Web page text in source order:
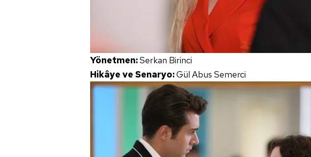
Yönetmen:Serkan Birinci
Hikâye ve Senaryo:Gül Abus Semerci